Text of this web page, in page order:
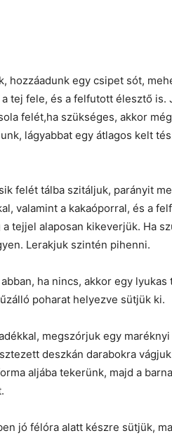
hozzáadunk egy csipet sót,
tej fele, és a felfutott élesztő is.
felét,ha szükséges, akkor
lágyabbat egy átlagos kelt
felét tálba szitáljuk, parányit
valamint a kakaóporral, és a
tejjel alaposan kikeverjük. Ha
Lerakjuk szintén pihenni.
ha nincs, akkor egy
poharat helyezve sütjük ki.
megszórjuk egy
deszkán darabokra
aljába tekerünk, majd a
jó félóra alatt készre sütjük,